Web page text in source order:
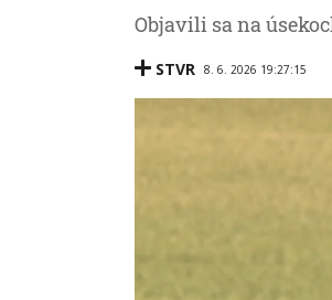
Objavili sa na
STVR 8. 6. 2026 19:27:15